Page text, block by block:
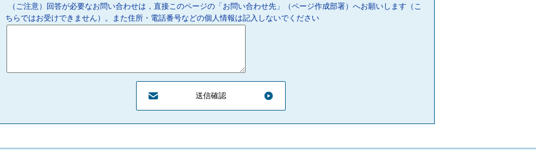
（ご注意）回答が必要なお問い合わせは，直接このページの「お問い合わせ先」（ページ作成部署）へお願いします（こ
ちらではお受けできません）。また住所・電話番号などの個人情報は記入しないでください